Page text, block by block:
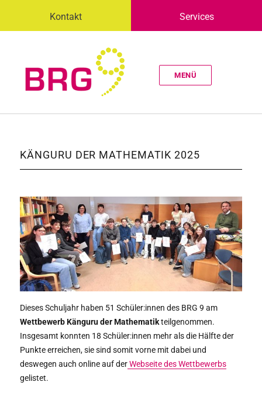
Kontakt Services
MENÜ
KÄNGURU DER MATHEMATIK 2025
Dieses Schuljahr haben 51 Schüler:innen des BRG 9 am
Wettbewerb Känguru der Mathematikteilgenommen.
Insgesamt konnten 18 Schüler:innen mehr als die Hälfte der
Punkte erreichen, sie sind somit vorne mit dabei und
deswegen auch online auf derWebseite des Wettbewerbs
gelistet.